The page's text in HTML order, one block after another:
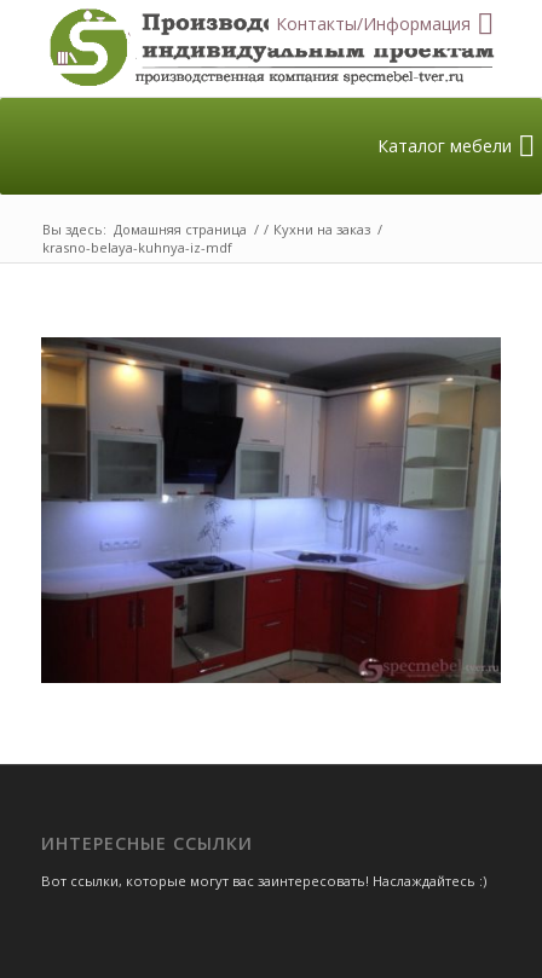
Контакты/Информация
Каталог мебели
Вы здесь: Домашняя страница / / Кухни на заказ /
krasno-belaya-kuhnya-iz-mdf
ИНТЕРЕСНЫЕ ССЫЛКИ
Вот ссылки, которые могут вас заинтересовать! Наслаждайтесь :)